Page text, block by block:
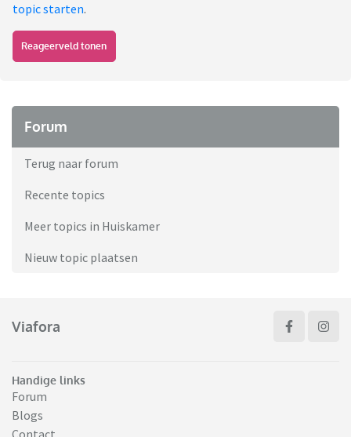
topic starten.
Reageerveld tonen
Forum
Terug naar forum
Recente topics
Meer topics in Huiskamer
Nieuw topic plaatsen
Viafora
Handige links
Forum
Blogs